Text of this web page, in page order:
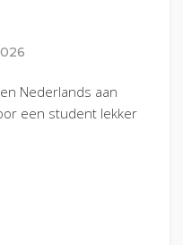
Nederlands aan
een student lekker